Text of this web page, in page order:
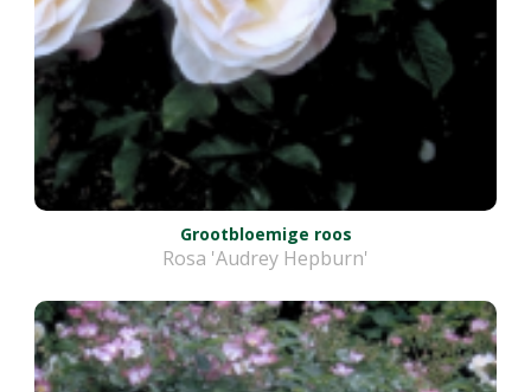
Grootbloemige roos
Rosa 'Audrey Hepburn'